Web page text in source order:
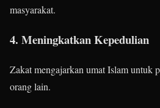
masyarakat.
4. Meningkatkan Kepedulian
Zakat mengajarkan umat Islam untuk
orang lain.